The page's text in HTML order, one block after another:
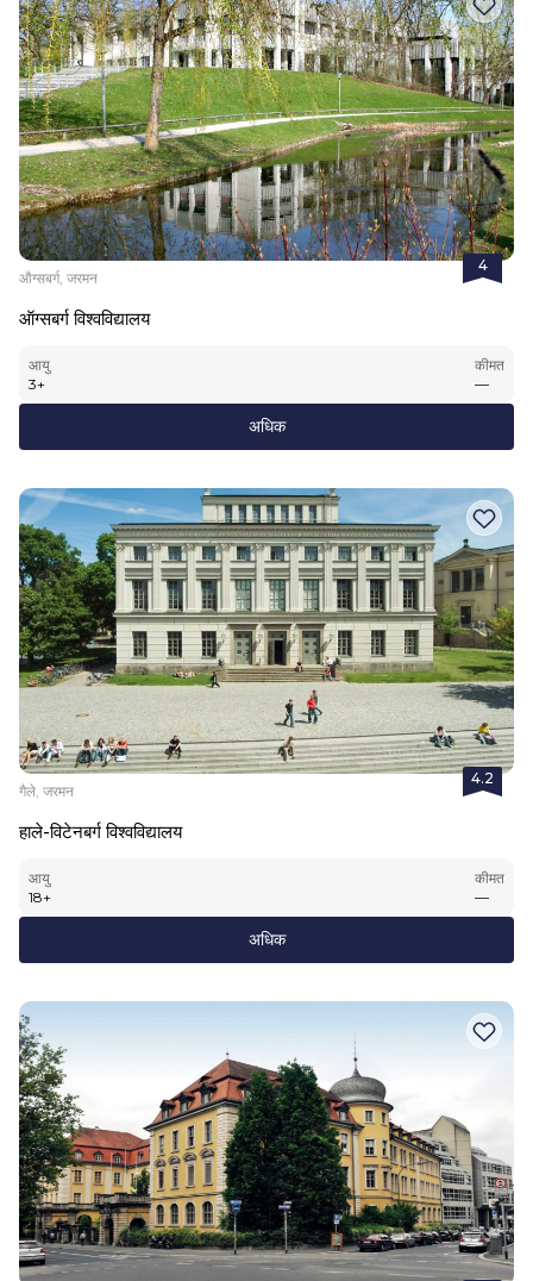
4
औग्सबर्ग, जरमन
ऑग्सबर्ग विश्वविद्यालय
आयु
3+
कीमत
—
अधिक
4.2
गैले, जरमन
हाले-विटेनबर्ग विश्वविद्यालय
आयु
18+
कीमत
—
अधिक